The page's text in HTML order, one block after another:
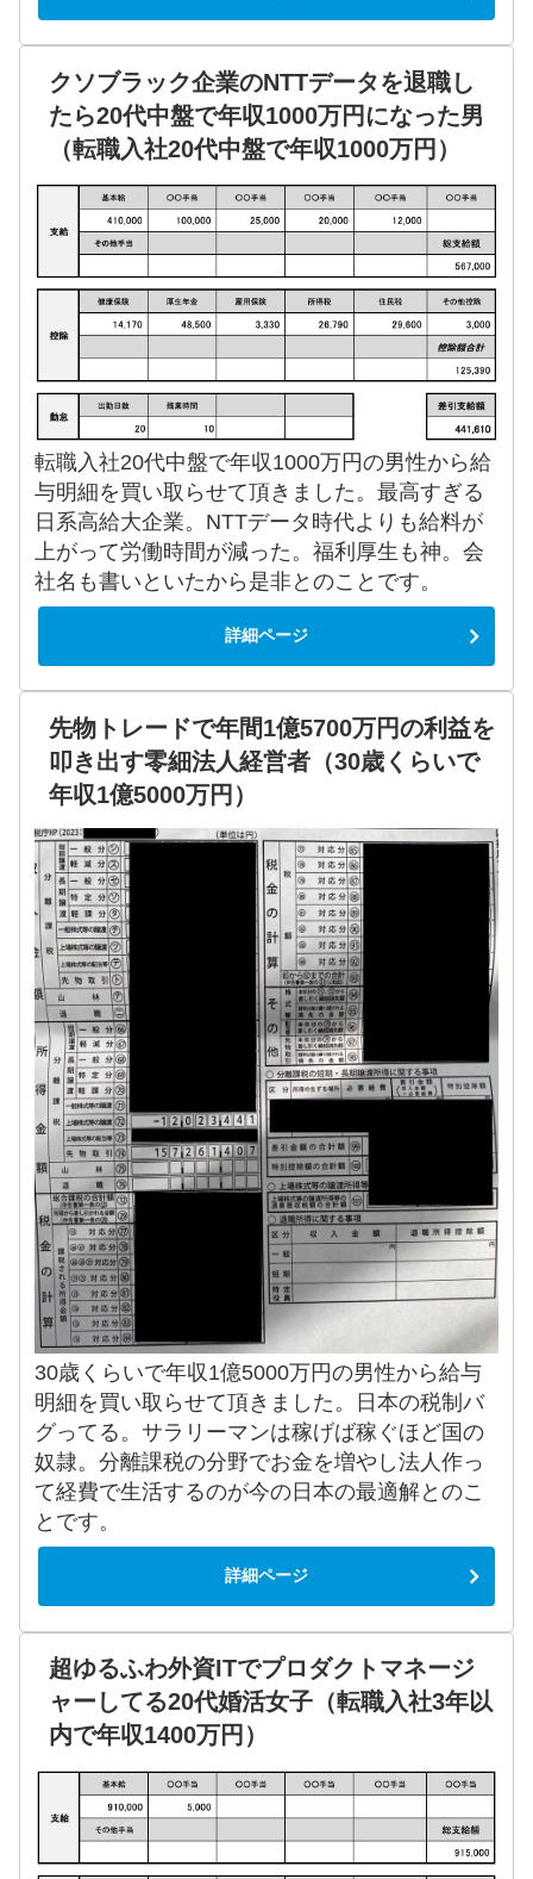
クソブラック企業のNTTデータを退職し
たら20代中盤で年収1000万円になった男
（転職入社20代中盤で年収1000万円）
転職入社20代中盤で年収1000万円の男性から給
与明細を買い取らせて頂きました。最高すぎる
日系高給大企業。NTTデータ時代よりも給料が
上がって労働時間が減った。福利厚生も神。会
社名も書いといたから是非とのことです。
詳細ページ
先物トレードで年間1億5700万円の利益を
叩き出す零細法人経営者（30歳くらいで
年収1億5000万円）
30歳くらいで年収1億5000万円の男性から給与
明細を買い取らせて頂きました。日本の税制バ
グってる。サラリーマンは稼げば稼ぐほど国の
奴隷。分離課税の分野でお金を増やし法人作っ
て経費で生活するのが今の日本の最適解とのこ
とです。
詳細ページ
超ゆるふわ外資ITでプロダクトマネージ
ャーしてる20代婚活女子（転職入社3年以
内で年収1400万円）